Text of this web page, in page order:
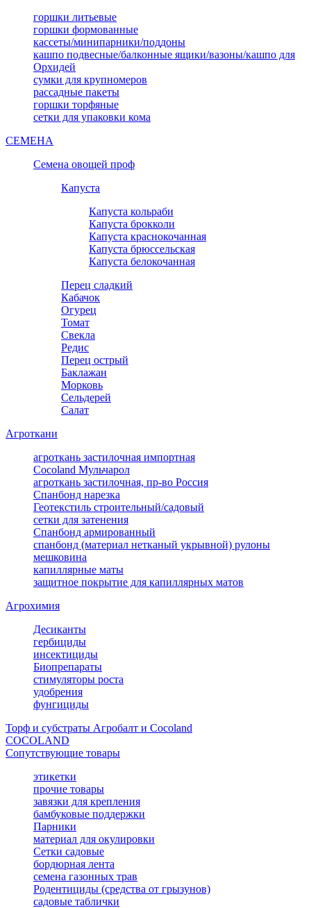
горшки литьевые
горшки формованные
кассеты/минипарники/поддоны
кашпо подвесные/балконные ящики/вазоны/кашпо для
Орхидей
сумки для крупномеров
рассадные пакеты
горшки торфяные
сетки для упаковки кома
СЕМЕНА
Семена овощей проф
Капуста
Капуста кольраби
Капуста брокколи
Капуста краснокочанная
Капуста брюссельская
Капуста белокочанная
Перец сладкий
Кабачок
Огурец
Томат
Свекла
Редис
Перец острый
Баклажан
Морковь
Сельдерей
Салат
Агроткани
агроткань застилочная импортная
Cocoland Мульчарол
агроткань застилочная, пр-во Россия
Спанбонд нарезка
Геотекстиль строительный/садовый
сетки для затенения
Спанбонд армированный
спанбонд (материал нетканый укрывной) рулоны
мешковина
капиллярные маты
защитное покрытие для капиллярных матов
Агрохимия
Десиканты
гербициды
инсектициды
Биопрепараты
стимуляторы роста
удобрения
фунгициды
Торф и субстраты Агробалт и Cocoland
COCOLAND
Сопутствующие товары
этикетки
прочие товары
завязки для крепления
бамбуковые поддержки
Парники
материал для окулировки
Сетки садовые
бордюрная лента
семена газонных трав
Родентициды (средства от грызунов)
садовые таблички